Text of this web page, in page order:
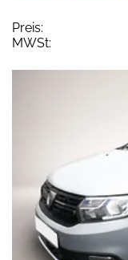
Preis:
MWSt: